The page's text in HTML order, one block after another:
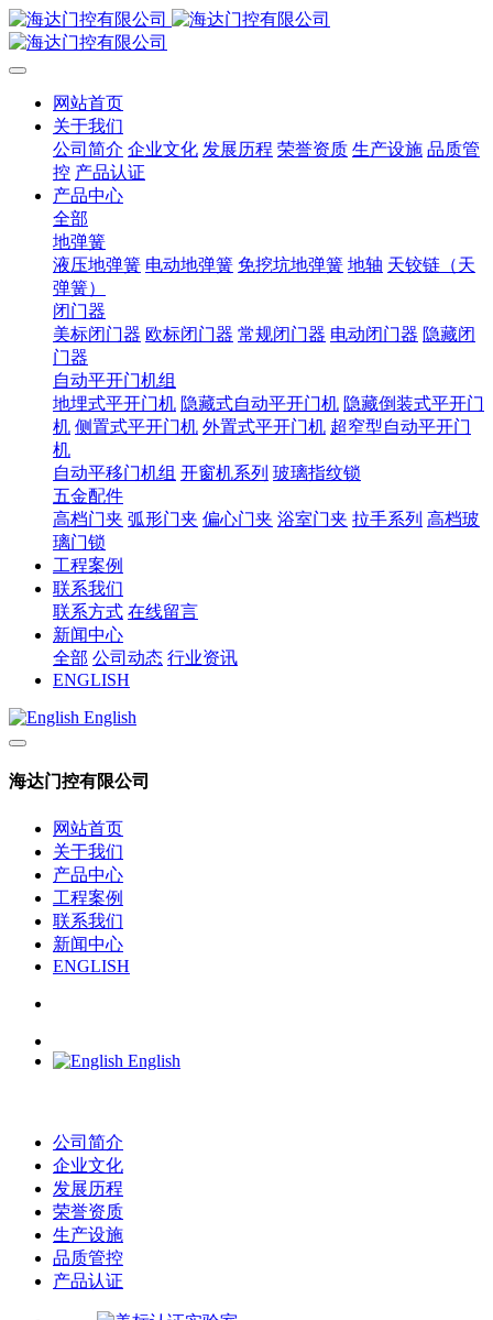
网站首页
关于我们
公司简介 企业文化 发展历程 荣誉资质 生产设施 品质管
控 产品认证
产品中心
全部
地弹簧
液压地弹簧 电动地弹簧 免挖坑地弹簧 地轴 天铰链（天
弹簧）
闭门器
美标闭门器 欧标闭门器 常规闭门器 电动闭门器 隐藏闭
门器
自动平开门机组
地埋式平开门机 隐藏式自动平开门机 隐藏倒装式平开门
机 侧置式平开门机 外置式平开门机 超窄型自动平开门
机
自动平移门机组 开窗机系列 玻璃指纹锁
五金配件
高档门夹 弧形门夹 偏心门夹 浴室门夹 拉手系列 高档玻
璃门锁
工程案例
联系我们
联系方式 在线留言
新闻中心
全部 公司动态 行业资讯
ENGLISH
English
海达门控有限公司
网站首页
关于我们
产品中心
工程案例
联系我们
新闻中心
ENGLISH
English
公司简介
企业文化
发展历程
荣誉资质
生产设施
品质管控
产品认证